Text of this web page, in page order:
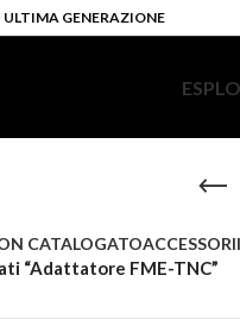
GENERAZIONE
CATALOGATOACCESSORI
“Adattatore FME-TNC”